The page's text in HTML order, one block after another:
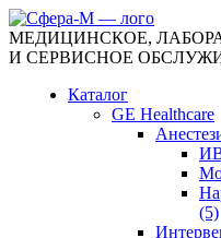
МЕДИЦИНСКОЕ,
И СЕРВИСНОЕ
Каталог
GE Healthcare
(5)